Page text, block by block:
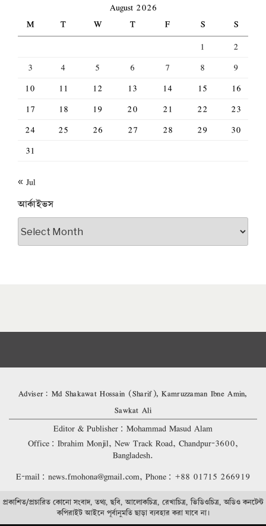
August 2026
M
T W T F S
S
1
2
3
4 5 6 7 8
9
10
11 12 13 14 15
16
17
18 19 20 21 22
23
24
25 26 27 28 29
30
31
« Jul
আর্কাইভস
আর্কাইভস
Adviser: Md Shakawat Hossain (Sharif), Kamruzzaman Ibne Amin,
Sawkat Ali
Editor & Publisher: Mohammad Masud Alam
Office: Ibrahim Monjil, New Track Road, Chandpur-3600,
Bangladesh.
E-mail: news.fmohona@gmail.com, Phone: +88 01715 266919
প্রকাশিত/প্রচারিত কোনো সংবাদ, তথ্য, ছবি, আলোকচিত্র, রেখাচিত্র, ভিডিওচিত্র, অডিও কনটেন্ট
কপিরাইট আইনে পূর্বানুমতি ছাড়া ব্যবহার করা যাবে না।